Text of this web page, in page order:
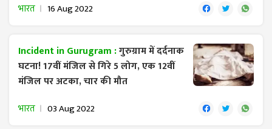
भारत 16 Aug 2022
Incident in Gurugram :गुरुग्राम में दर्दनाक
घटना! 17वीं मंजिल से गिरे 5 लोग, एक 12वीं
मंजिल पर अटका, चार की मौत
भारत 03 Aug 2022